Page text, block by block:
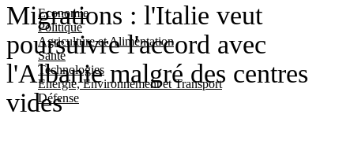
Economie
Politique
Agriculture et Alimentation
Santé
Technologies
Energie, Environnement et Transport
Défense
Migrations : l'Italie veut
poursuivre l'accord avec
l'Albanie malgré des centres
vides